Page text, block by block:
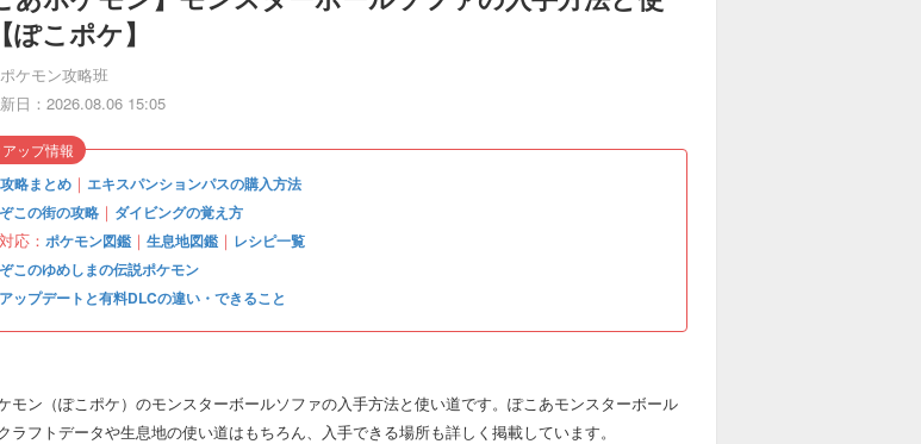
ぽこポケ】
ケモン攻略班
日：2026.08.06 15:05
略まとめ ｜ エキスパンションパスの購入方法
この街の攻略 ｜ ダイビングの覚え方
応： ポケモン図鑑 ｜ 生息地図鑑 ｜ レシピ一覧
このゆめしまの伝説ポケモン
ップデートと有料DLCの違い・できること
ップ情報
モン（ぽこポケ）のモンスターボールソファの入手方法と使い道です。ぽこあモンスターボール
ラフトデータや生息地の使い道はもちろん、入手できる場所も詳しく掲載しています。